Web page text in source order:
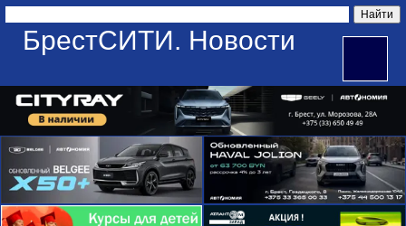
БрестСИТИ. Новости